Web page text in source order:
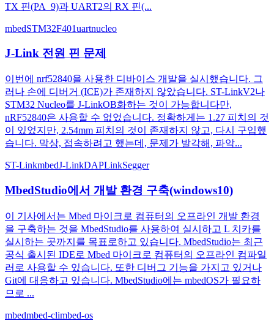
TX 핀(PA_9)과 UART2의 RX 핀(...
mbedSTM32F401uartnucleo
J-Link 전원 핀 문제
이번에 nrf52840을 사용한 디바이스 개발을 실시했습니다. 그
러나 손에 디버거 (ICE)가 존재하지 않았습니다. ST-LinkV2나
STM32 Nucleo를 J-LinkOB화하는 것이 가능합니다만,
nRF52840은 사용할 수 없었습니다. 정확하게는 1.27 피치의 것
이 있었지만, 2.54mm 피치의 것이 존재하지 않고, 다시 구입했
습니다. 막상, 접속하려고 했는데, 문제가 발각해, 파악...
ST-LinkmbedJ-LinkDAPLinkSegger
MbedStudio에서 개발 환경 구축(windows10)
이 기사에서는 Mbed 마이크로 컴퓨터의 오프라인 개발 환경
을 구축하는 것을 MbedStudio를 사용하여 실시하고 L 치카를
실시하는 곳까지를 목표로하고 있습니다. MbedStudio는 최근
공식 출시된 IDE로 Mbed 마이크로 컴퓨터의 오프라인 컴파일
러로 사용할 수 있습니다. 또한 디버그 기능을 가지고 있거나
Git에 대응하고 있습니다. MbedStudio에는 mbedOS가 필요하
므로 ...
mbedmbed-climbed-os